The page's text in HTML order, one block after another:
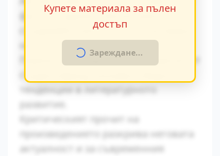
факти в художествения разказ,
създавайки автентична атмосфера
на епохата.
Паралелите с други произведения от
същия период показват общите
развитие.
Критическият прочит на
произведението разкрива неговата
актуалност и за съвременния
Купете материала за пълен
достъп
Зареждане...